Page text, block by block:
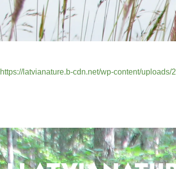
https://latvianature.b-cdn.net/wp-content/